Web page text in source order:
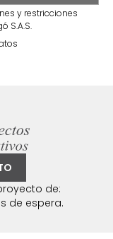
y restricciones
S.A.S.
de:
de espera.